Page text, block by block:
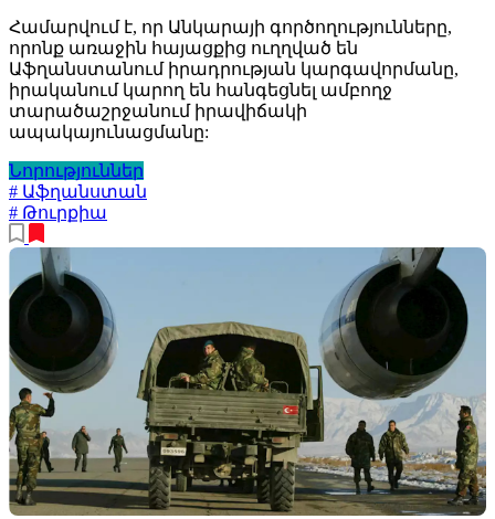
Համարվում է, որ Անկարայի գործողությունները,
որոնք առաջին հայացքից ուղղված են
Աֆղանստանում իրադրության կարգավորմանը,
իրականում կարող են հանգեցնել ամբողջ
տարածաշրջանում իրավիճակի
ապակայունացմանը:
Նորություններ
# Աֆղանստան
# Թուրքիա